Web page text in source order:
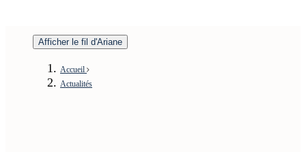
Afficher le fil d'Ariane
Accueil
Actualités